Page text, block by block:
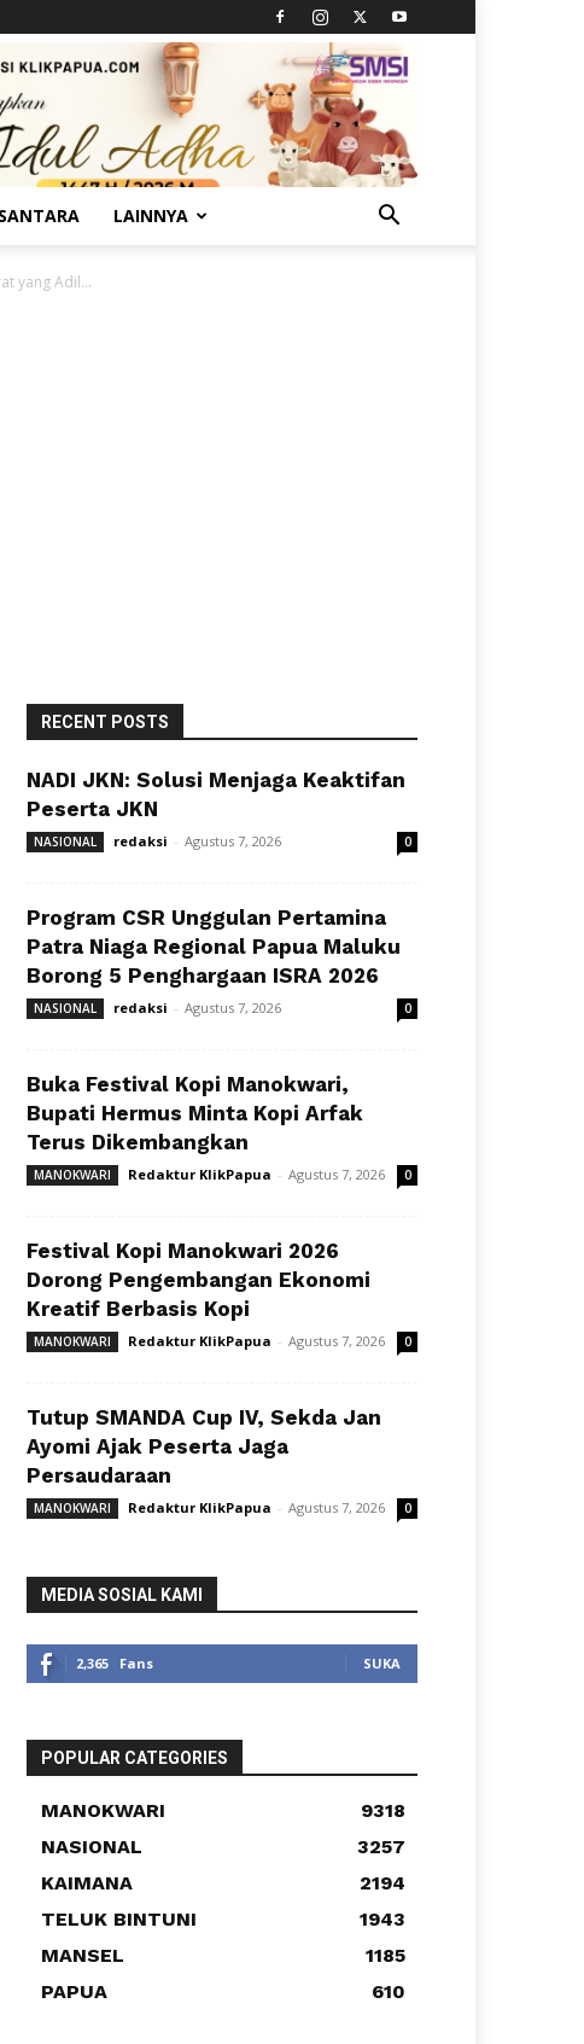
LAINNYA
yang Adil...
RECENT POSTS
NADI JKN: Solusi Menjaga Keaktifan
Peserta JKN
NASIONAL redaksi - Agustus 7, 2026 0
Program CSR Unggulan Pertamina
Patra Niaga Regional Papua Maluku
Borong 5 Penghargaan ISRA 2026
NASIONAL redaksi - Agustus 7, 2026 0
Buka Festival Kopi Manokwari,
Bupati Hermus Minta Kopi Arfak
Terus Dikembangkan
MANOKWARI Redaktur KlikPapua - Agustus 7, 2026 0
Festival Kopi Manokwari 2026
Dorong Pengembangan Ekonomi
Kreatif Berbasis Kopi
MANOKWARI Redaktur KlikPapua - Agustus 7, 2026 0
Tutup SMANDA Cup IV, Sekda Jan
Ayomi Ajak Peserta Jaga
Persaudaraan
MANOKWARI Redaktur KlikPapua - Agustus 7, 2026 0
MEDIA SOSIAL KAMI
2,365 Fans SUKA
POPULAR CATEGORIES
MANOKWARI
9318
NASIONAL
3257
KAIMANA
2194
TELUK BINTUNI
1943
MANSEL
1185
PAPUA
610